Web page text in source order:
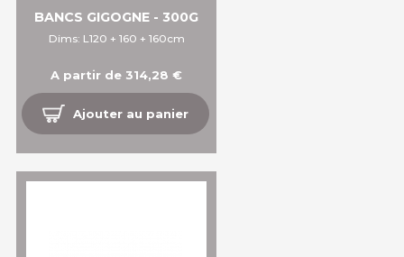
BANCS GIGOGNE - 300G
Dims: L120 + 160 + 160cm
A partir de 314,28 €
Ajouter au panier